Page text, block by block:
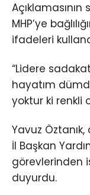
MHP’ye
ifadeleri
“Lidere
hayatım
yoktur ki renkli
Yavuz Öztanık,
İl Başkan
görevlerinden
duyurdu.